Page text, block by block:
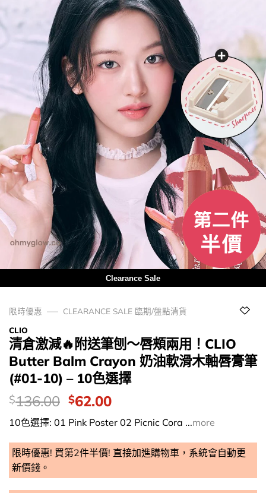
Clearance Sale
限時優惠
CLEARANCE SALE 臨期/盤點清貨
CLIO
清倉激減🔥附送筆刨～唇頰兩用！CLIO
Butter Balm Crayon 奶油軟滑木軸唇膏筆
(#01-10) – 10色選擇
價
錢：
$136.00 Original
price
was:
$136.00.
$62.00Current
price
is:
$62.00.
10色選擇: 01 Pink Poster 02 Picnic Cora ...more
限時優惠! 買第2件半價! 直接加進購物車，系統會自動更
新價錢。